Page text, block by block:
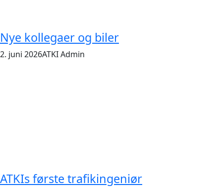
Nye kollegaer og biler
2. juni 2026ATKI Admin
ATKIs første trafikingeniør